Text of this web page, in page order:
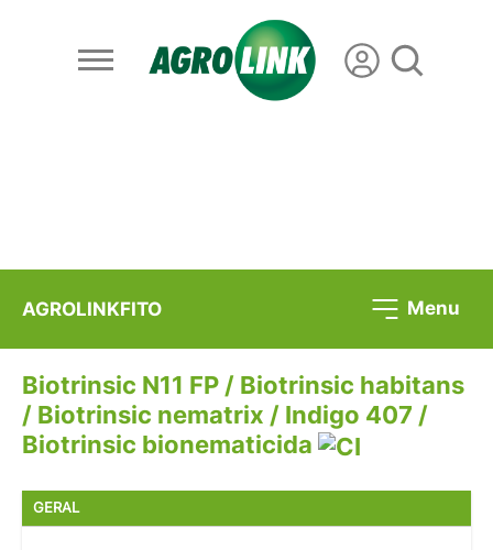
AGROLINKFITO Menu
Biotrinsic N11 FP / Biotrinsic habitans
/ Biotrinsic nematrix / Indigo 407 /
Biotrinsic bionematicida
GERAL